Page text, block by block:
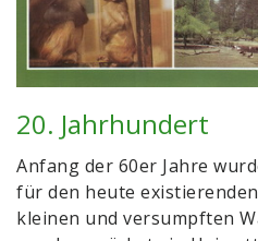
20. Jahrhundert
Anfang der 60er Jahre
für den heute
kleinen und versumpften